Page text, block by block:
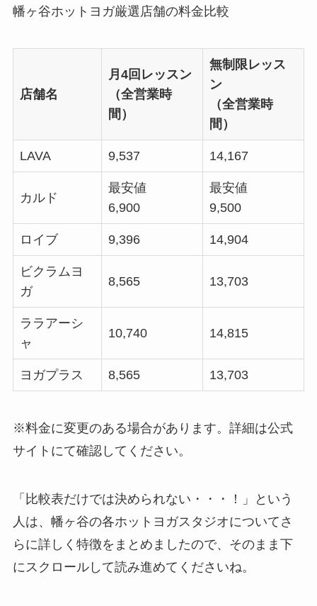
幡ヶ谷ホットヨガ厳選店舗の料金比較
店舗名
月4回レッスン
（全営業時
間）
無制限レッス
ン
（全営業時
間）
LAVA 9,537 14,167
カルド
最安値
6,900
最安値
9,500
ロイブ 9,396 14,904
ビクラムヨ
ガ
8,565 13,703
ララアーシ
ャ
10,740 14,815
ヨガプラス 8,565 13,703
※料金に変更のある場合があります。詳細は公式
サイトにて確認してください。
「比較表だけでは決められない・・・！」という
人は、幡ヶ谷の各ホットヨガスタジオについてさ
らに詳しく特徴をまとめましたので、そのまま下
にスクロールして読み進めてくださいね。